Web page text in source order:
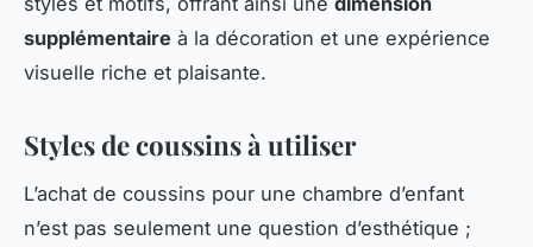
supplémentaire à la décoration et une expérience
visuelle riche et plaisante.
Styles de coussins à utiliser
L’achat de coussins pour une chambre d’enfant
n’est pas seulement une question d’esthétique ;